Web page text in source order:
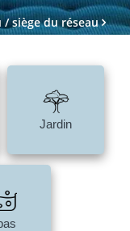
/ siège du réseau
Jardin